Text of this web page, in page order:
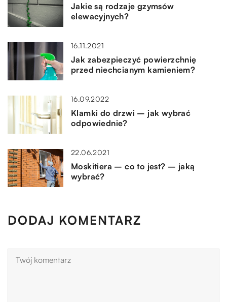
Jakie są rodzaje gzymsów
elewacyjnych?
16.11.2021
Jak zabezpieczyć powierzchnię
przed niechcianym kamieniem?
16.09.2022
Klamki do drzwi – jak wybrać
odpowiednie?
22.06.2021
Moskitiera – co to jest? – jaką
wybrać?
DODAJ KOMENTARZ